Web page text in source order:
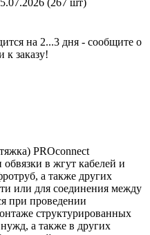
на 2...3 дня - сообщите о
к заказу!
PROconnect
в жгут кабелей и
а также других
или для соединения между
при проведении
структурированных
а также в других